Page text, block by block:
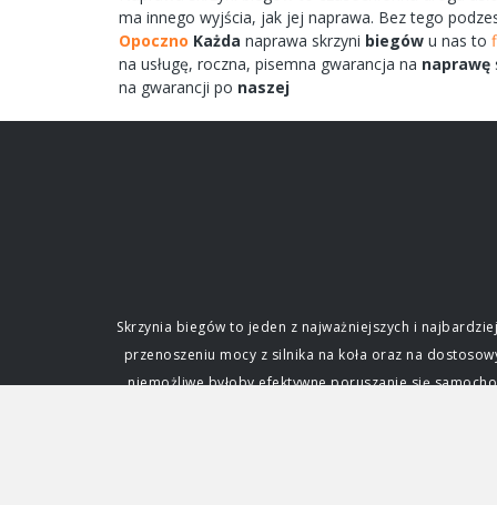
ma innego wyjścia, jak jej naprawa. Bez tego
Opoczno Każda naprawa skrzyni biegów u nas to
na usługę, roczna, pisemna gwarancja na naprawę
na gwarancji po naszej
Skrzynia biegów to jeden z najważniejszych i
przenoszeniu mocy z silnika na koła oraz na
niemożliwe byłoby efektywne poruszanie się